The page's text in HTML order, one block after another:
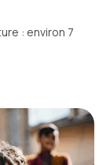
: environ 7